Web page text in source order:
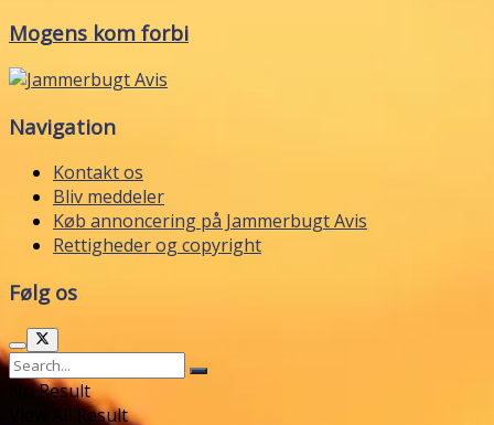
Mogens kom forbi
Navigation
Kontakt os
Bliv meddeler
Køb annoncering på Jammerbugt Avis
Rettigheder og copyright
Følg os
No Result
View All Result